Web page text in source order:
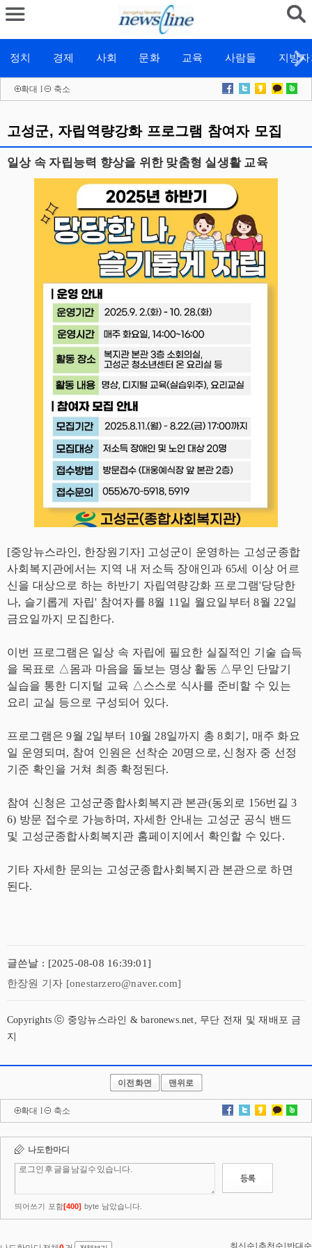
정치 경제 사회 문화 교육 사람들 지방
확대 l 축소
고성군, 자립역량강화 프로그램 참여자 모집
일상 속 자립능력 향상을 위한 맞춤형 실생활 교육
[중앙뉴스라인, 한장원기자] 고성군이 운영하는 고성군종합
사회복지관에서는 지역 내 저소득 장애인과 65세 이상 어르
신을 대상으로 하는 하반기 자립역량강화 프로그램'당당한
나, 슬기롭게 자립' 참여자를 8월 11일 월요일부터 8월 22일
금요일까지 모집한다.
이번 프로그램은 일상 속 자립에 필요한 실질적인 기술 습득
을 목표로 △몸과 마음을 돌보는 명상 활동 △무인 단말기
실습을 통한 디지털 교육 △스스로 식사를 준비할 수 있는
요리 교실 등으로 구성되어 있다.
프로그램은 9월 2일부터 10월 28일까지 총 8회기, 매주 화요
일 운영되며, 참여 인원은 선착순 20명으로, 신청자 중 선정
기준 확인을 거쳐 최종 확정된다.
참여 신청은 고성군종합사회복지관 본관(동외로 156번길 3
6) 방문 접수로 가능하며, 자세한 안내는 고성군 공식 밴드
및 고성군종합사회복지관 홈페이지에서 확인할 수 있다.
기타 자세한 문의는 고성군종합사회복지관 본관으로 하면
된다.
글쓴날 : [2025-08-08 16:39:01]
한장원 기자 [onestarzero@naver.com]
Copyrights ⓒ 중앙뉴스라인 & baronews.net, 무단 전재 및 재배포 금
지
이전화면 맨위로
확대 l 축소